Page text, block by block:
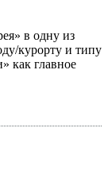
в одну из
курорту и типу
как главное